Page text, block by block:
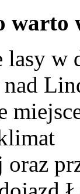
lasy w
oraz